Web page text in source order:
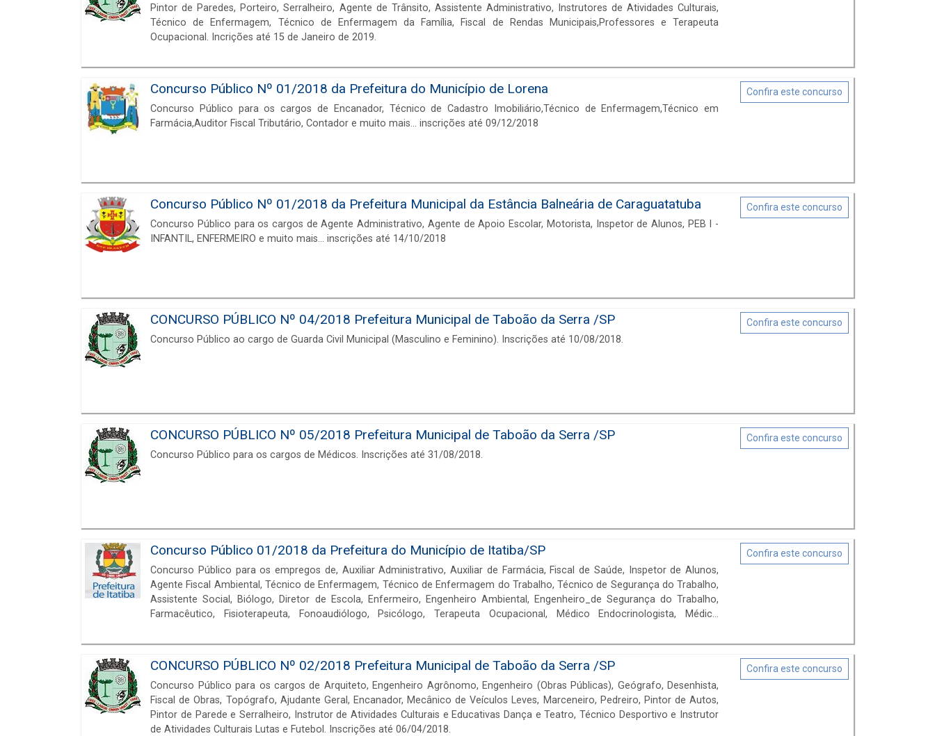
Pintor de Paredes, Porteiro, Serralheiro, Agente de Trânsito, Assistente Administrativo, Instrutores de Atividades Culturais,
Técnico de Enfermagem, Técnico de Enfermagem da Família, Fiscal de Rendas Municipais,Professores e Terapeuta
Ocupacional. Incrições até 15 de Janeiro de 2019.
Concurso Público Nº 01/2018 da Prefeitura do Município de Lorena
Concurso Público para os cargos de Encanador, Técnico de Cadastro Imobiliário,Técnico de Enfermagem,Técnico em
Farmácia,Auditor Fiscal Tributário, Contador e muito mais... inscrições até 09/12/2018
Confira este concurso
Concurso Público Nº 01/2018 da Prefeitura Municipal da Estância Balneária de Caraguatatuba
Concurso Público para os cargos de Agente Administrativo, Agente de Apoio Escolar, Motorista, Inspetor de Alunos, PEB I -
INFANTIL, ENFERMEIRO e muito mais... inscrições até 14/10/2018
Confira este concurso
CONCURSO PÚBLICO Nº 04/2018 Prefeitura Municipal de Taboão da Serra /SP
Concurso Público ao cargo de Guarda Civil Municipal (Masculino e Feminino). Inscrições até 10/08/2018.
Confira este concurso
CONCURSO PÚBLICO Nº 05/2018 Prefeitura Municipal de Taboão da Serra /SP
Concurso Público para os cargos de Médicos. Inscrições até 31/08/2018.
Confira este concurso
Concurso Público 01/2018 da Prefeitura do Município de Itatiba/SP
Concurso Público para os empregos de, Auxiliar Administrativo, Auxiliar de Farmácia, Fiscal de Saúde, Inspetor de Alunos,
Agente Fiscal Ambiental, Técnico de Enfermagem, Técnico de Enfermagem do Trabalho, Técnico de Segurança do Trabalho,
Assistente Social, Biólogo, Diretor de Escola, Enfermeiro, Engenheiro Ambiental, Engenheiro_de Segurança do Trabalho,
Farmacêutico, Fisioterapeuta, Fonoaudiólogo, Psicólogo, Terapeuta Ocupacional, Médico Endocrinologista, Médico
Substituto, PEB II - Ciências - Efetivo, PEB II Ciências - Substituto, PEB II - Artes - Efetivo , PEB II - Artes - Substituto, PEB II -
Educação Física - Efetivo, PEB II Educação Física - Substituto, PEB II - Geografia - Efetivo, PEB II Geografia - Substituto, PEB II
- História - Efetivo, PEB II - História - Substituto, PEB II - Inglês - Efetivo, PEB II - Inglês - Substituto, PEB II - Língua Portuguesa
- Efetivo, PEB II - Língua Portuguesa - Substituto, PEB II - Matemática - Efetivo e PEB II - Matemática - Substituto.
Confira este concurso
CONCURSO PÚBLICO Nº 02/2018 Prefeitura Municipal de Taboão da Serra /SP
Concurso Público para os cargos de Arquiteto, Engenheiro Agrônomo, Engenheiro (Obras Públicas), Geógrafo, Desenhista,
Fiscal de Obras, Topógrafo, Ajudante Geral, Encanador, Mecânico de Veículos Leves, Marceneiro, Pedreiro, Pintor de Autos,
Pintor de Parede e Serralheiro, Instrutor de Atividades Culturais e Educativas Dança e Teatro, Técnico Desportivo e Instrutor
de Atividades Culturais Lutas e Futebol. Inscrições até 06/04/2018.
Confira este concurso